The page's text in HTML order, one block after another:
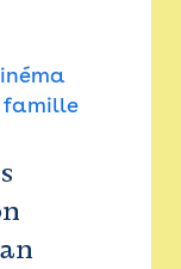
famille